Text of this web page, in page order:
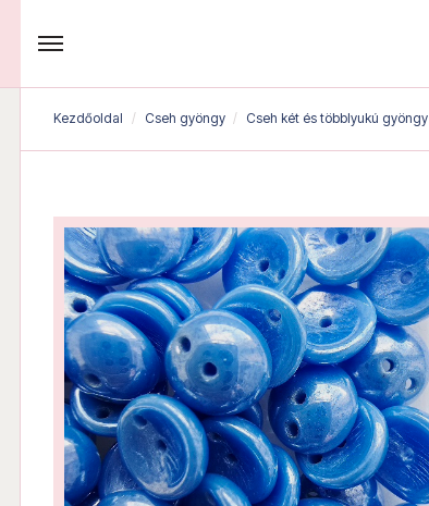
Kezdőoldal Cseh gyöngy Cseh két és többlyukú gyöngy